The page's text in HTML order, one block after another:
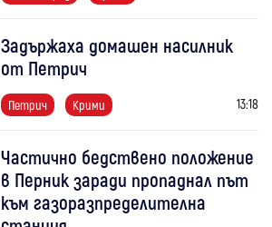
Задържаха домашен насилник
от Петрич
Петрич Крими 13:18
Частично бедствено положение
в Перник заради пропаднал път
към газоразпределителна